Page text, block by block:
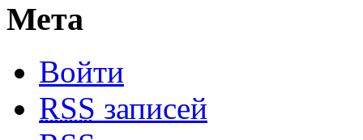
Мета
Войти
RSS записей